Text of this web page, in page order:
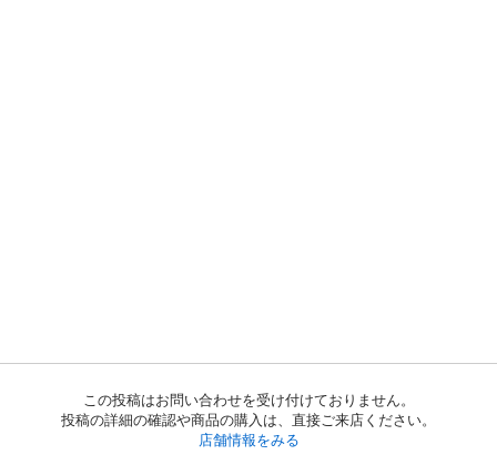
この投稿はお問い合わせを受け付けておりません。
投稿の詳細の確認や商品の購入は、直接ご来店ください。
店舗情報をみる